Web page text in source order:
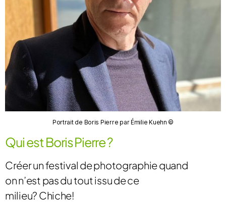
Portrait de Boris Pierre par Émilie Kuehn ©
Qui est Boris Pierre ?
Créer un festival de photographie quand
on n’est pas du tout issu de ce
milieu? Chiche!